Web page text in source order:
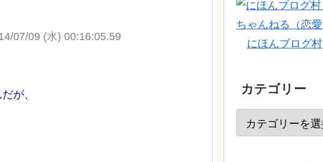
07/09 (水) 00:16:05.59
が、
にほんブログ村
カテゴリー